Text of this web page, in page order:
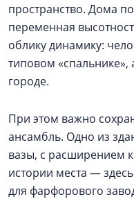
пространство. Дома
переменная
облику динамику:
типовом
городе.
При этом важно
ансамбль. Одно из
вазы, с расширением
истории места —
для фарфорового